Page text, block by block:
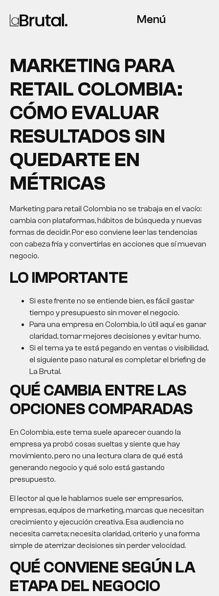
Menú
MARKETING PARA
RETAIL COLOMBIA:
CÓMO EVALUAR
RESULTADOS SIN
QUEDARTE EN
MÉTRICAS
Marketing para retail Colombia no se trabaja en el vacío:
cambia con plataformas, hábitos de búsqueda y nuevas
formas de decidir. Por eso conviene leer las tendencias
con cabeza fría y convertirlas en acciones que sí muevan
negocio.
LO IMPORTANTE
Si este frente no se entiende bien, es fácil gastar
tiempo y presupuesto sin mover el negocio.
Para una empresa en Colombia, lo útil aquí es ganar
claridad, tomar mejores decisiones y evitar humo.
Si el tema ya te está pegando en ventas o visibilidad,
el siguiente paso natural es completar el briefing de
La Brutal.
QUÉ CAMBIA ENTRE LAS
OPCIONES COMPARADAS
En Colombia, este tema suele aparecer cuando la
empresa ya probó cosas sueltas y siente que hay
movimiento, pero no una lectura clara de qué está
generando negocio y qué solo está gastando
presupuesto.
El lector al que le hablamos suele ser empresarios,
empresas, equipos de marketing, marcas que necesitan
crecimiento y ejecución creativa. Esa audiencia no
necesita carreta; necesita claridad, criterio y una forma
simple de aterrizar decisiones sin perder velocidad.
QUÉ CONVIENE SEGÚN LA
ETAPA DEL NEGOCIO